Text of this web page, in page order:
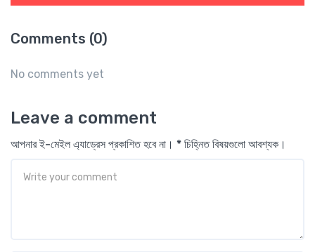
Comments (0)
No comments yet
Leave a comment
আপনার ই-মেইল এ্যাড্রেস প্রকাশিত হবে না। * চিহ্নিত বিষয়গুলো আবশ্যক।